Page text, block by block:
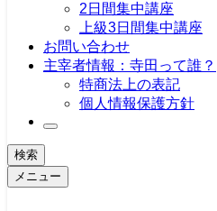
2日間集中講座
上級3日間集中講座
お問い合わせ
主宰者情報：寺田って誰？
特商法上の表記
個人情報保護方針
検索
メニュー